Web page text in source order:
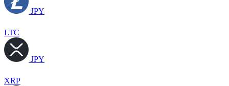
JPY
LTC
JPY
XRP